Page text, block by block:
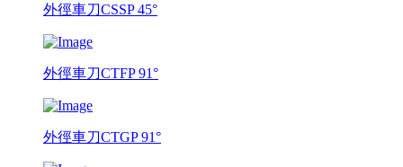
外徑車刀CSSP 45°
外徑車刀CTFP 91°
外徑車刀CTGP 91°